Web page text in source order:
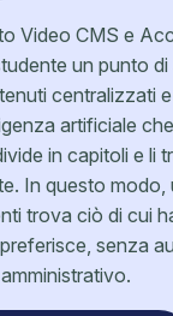
Video CMS e
un punto
centralizzati e
artificiale
in capitoli e li
In questo modo,
trova ciò di cui
senza